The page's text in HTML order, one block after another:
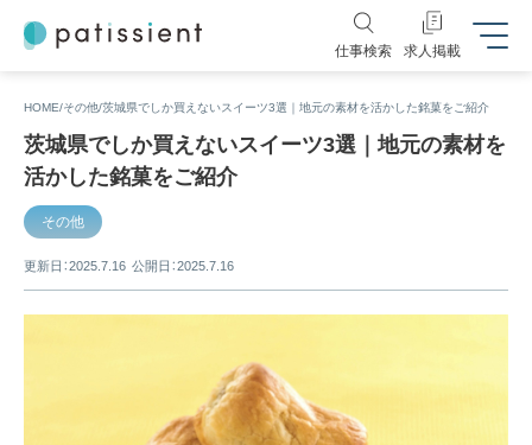
仕事検索 求人掲載
HOME その他 茨城県でしか買えないスイーツ3選｜地元の素材を活かした銘菓をご紹介
茨城県でしか買えないスイーツ3選｜地元の素材を
活かした銘菓をご紹介
その他
更新日：2025.7.16 公開日：2025.7.16